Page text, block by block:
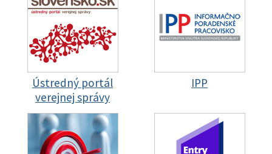
Ústredný portál
verejnej správy
IPP